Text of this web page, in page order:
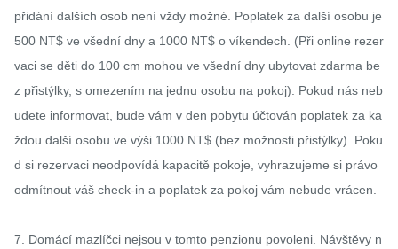
přidání dalších osob není vždy možné. Poplatek za další osobu je
500 NT$ ve všední dny a 1000 NT$ o víkendech. (Při online rezer
vaci se děti do 100 cm mohou ve všední dny ubytovat zdarma be
z přistýlky, s omezením na jednu osobu na pokoj). Pokud nás neb
udete informovat, bude vám v den pobytu účtován poplatek za ka
ždou další osobu ve výši 1000 NT$ (bez možnosti přistýlky). Poku
d si rezervaci neodpovídá kapacitě pokoje, vyhrazujeme si právo
odmítnout váš check-in a poplatek za pokoj vám nebude vrácen.
7. Domácí mazlíčci nejsou v tomto penzionu povoleni. Návštěvy n